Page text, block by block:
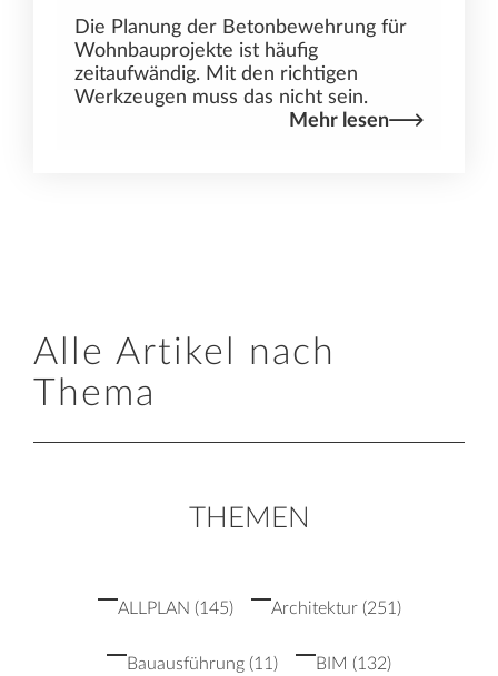
Die Planung der Betonbewehrung für
Wohnbauprojekte ist häufig
zeitaufwändig. Mit den richtigen
Werkzeugen muss das nicht sein.
Mehr lesen
Alle Artikel nach
Thema
THEMEN
ALLPLAN (145) Architektur (251)
Bauausführung (11) BIM (132)